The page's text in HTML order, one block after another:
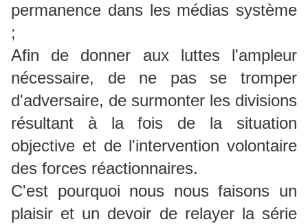
permanence dans les médias système
;
Afin de donner aux luttes l'ampleur
nécessaire, de ne pas se tromper
d'adversaire, de surmonter les divisions
résultant à la fois de la situation
objective et de l'intervention volontaire
des forces réactionnaires.
C'est pourquoi nous nous faisons un
plaisir et un devoir de relayer la série